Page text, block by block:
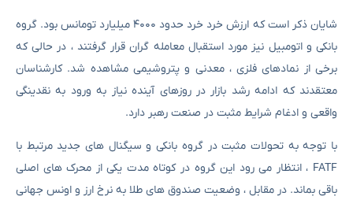
شایان ذکر است که ارزش خرد خرد حدود ۴۰۰۰ میلیارد تومانس بود. گروه
بانکی و اتومبیل نیز مورد استقبال معامله گران قرار گرفتند ، در حالی که
برخی از نمادهای فلزی ، معدنی و پتروشیمی مشاهده شد. کارشناسان
معتقدند که ادامه رشد بازار در روزهای آینده نیاز به ورود به نقدینگی
واقعی و ادغام شرایط مثبت در صنعت رهبر دارد.
با توجه به تحولات مثبت در گروه بانکی و سیگنال های جدید مرتبط با
FATF ، انتظار می رود این گروه در کوتاه مدت یکی از محرک های اصلی
باقی بماند. در مقابل ، وضعیت صندوق های طلا به نرخ ارز و اونس جهانی